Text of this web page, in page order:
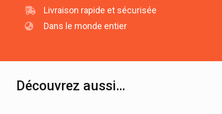
Livraison rapide et sécurisée
Dans le monde entier
Découvrez aussi…